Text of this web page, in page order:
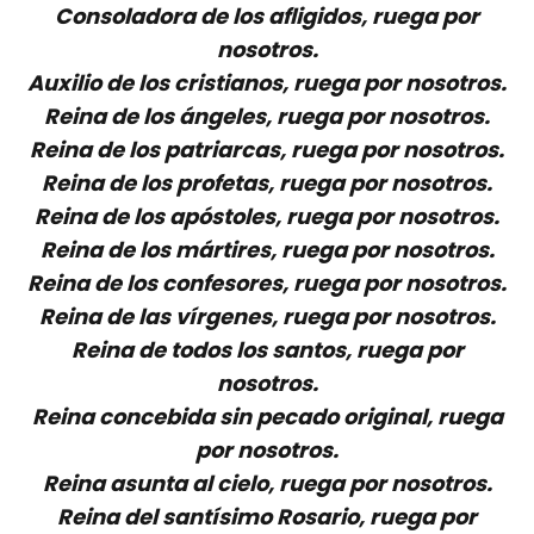
Consoladora de los afligidos, ruega por
nosotros.
Auxilio de los cristianos, ruega por nosotros.
Reina de los ángeles, ruega por nosotros.
Reina de los patriarcas, ruega por nosotros.
Reina de los profetas, ruega por nosotros.
Reina de los apóstoles, ruega por nosotros.
Reina de los mártires, ruega por nosotros.
Reina de los confesores, ruega por nosotros.
Reina de las vírgenes, ruega por nosotros.
Reina de todos los santos, ruega por
nosotros.
Reina concebida sin pecado original, ruega
por nosotros.
Reina asunta al cielo, ruega por nosotros.
Reina del santísimo Rosario, ruega por